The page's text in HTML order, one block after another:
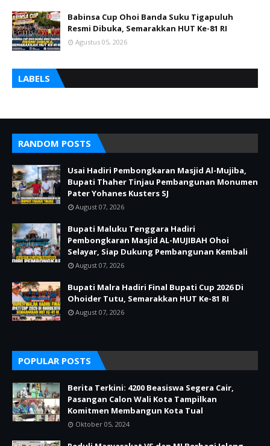
Babinsa Cup Ohoi Banda Suku Tigapuluh
Resmi Dibuka, Semarakkan HUT Ke-81 RI
Agustus 05, 2026
LABELS
RANDOM POSTS
Usai Hadiri Pembongkaran Masjid Al-Mujiba,
Bupati Thaher Tinjau Pembangunan Monumen
Pater Yohanes Kusters SJ
August 07, 2026
Bupati Maluku Tenggara Hadiri
Pembongkaran Masjid AL-MUJIBAH Ohoi
Selayar, Siap Dukung Pembangunan Kembali
August 07, 2026
Bupati Malra Hadiri Final Bupati Cup 2026 Di
Ohoider Tutu, Semarakkan HUT Ke-81 RI
August 07, 2026
POPULAR POSTS
Berita Terkini: 4200 Beasiswa Segera Cair,
Pasangan Calon Wali Kota Tampilkan
Komitmen Membangun Kota Tual
Oktober 05, 2024